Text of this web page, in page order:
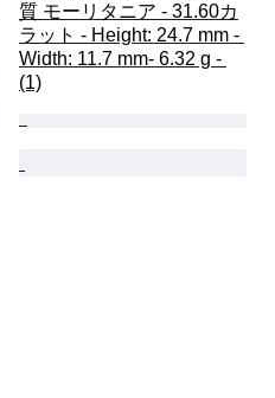
質 モーリタニア - 31.60カ
ラット - Height: 24.7 mm -
Width: 11.7 mm- 6.32 g -
(1)